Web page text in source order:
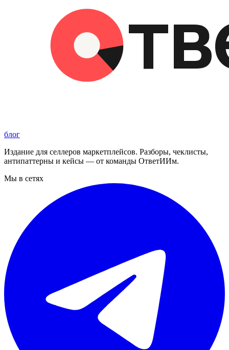
блог
Издание для селлеров маркетплейсов. Разборы, чеклисты,
антипаттерны и кейсы — от команды ОтветИИм.
Мы в сетях